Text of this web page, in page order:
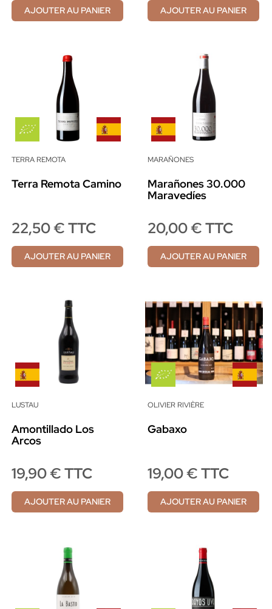
AJOUTER AU PANIER AJOUTER AU PANIER
TERRA REMOTA
Terra Remota Camino
22,50 € TTC
AJOUTER AU PANIER
MARAÑONES
Marañones 30.000
Maravedíes
20,00 € TTC
AJOUTER AU PANIER
LUSTAU
Amontillado Los
Arcos
19,90 € TTC
AJOUTER AU PANIER
OLIVIER RIVIÈRE
Gabaxo
19,00 € TTC
AJOUTER AU PANIER